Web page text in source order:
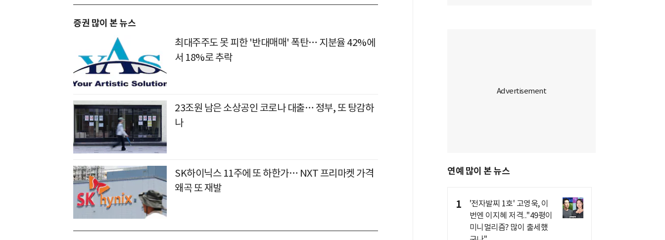
증권 많이 본 뉴스
최대주주도 못 피한 '반대매매' 폭탄… 지분율 42%에
서 18%로 추락
23조원 남은 소상공인 코로나 대출… 정부, 또 탕감하
나
SK하이닉스 11주에 또 하한가… NXT 프리마켓 가격
왜곡 또 재발
연예 많이 본 뉴스
1
'전자발찌 1호' 고영욱, 이
번엔 이지혜 저격.."49평이
미니멀리즘? 많이 출세했